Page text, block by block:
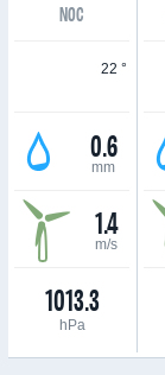
NOC
22 °
0.6
mm
1.4
m/s
1013.3
hPa